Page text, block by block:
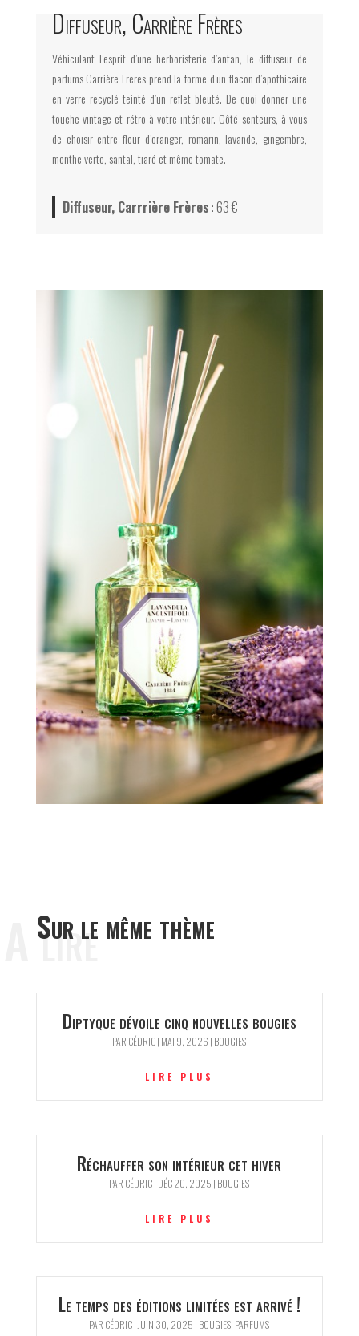
Diffuseur, Carrière Frères
Véhiculant l’esprit d’une herboristerie d’antan, le diffuseur de
parfums Carrière Frères prend la forme d’un flacon d’apothicaire
en verre recyclé teinté d’un reflet bleuté. De quoi donner une
touche vintage et rétro à votre intérieur. Côté senteurs, à vous
de choisir entre fleur d’oranger, romarin, lavande, gingembre,
menthe verte, santal, tiaré et même tomate.
Diffuseur, Carrrière Frères: 63 €
Sur le même thème
A lire
Diptyque dévoile cinq nouvelles bougies
PAR CÉDRIC| MAI 9, 2026 | BOUGIES
LIRE PLUS
Réchauffer son intérieur cet hiver
PAR CÉDRIC| DÉC 20, 2025 | BOUGIES
LIRE PLUS
Le temps des éditions limitées est arrivé !
PAR CÉDRIC| JUIN 30, 2025 | BOUGIES, PARFUMS